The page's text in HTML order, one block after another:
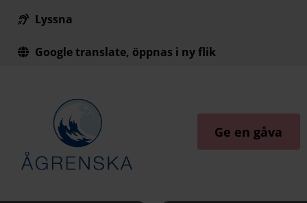
Till innehåll på sidan
Lyssna
Google translate, öppnas i ny flik
Ge en gåva